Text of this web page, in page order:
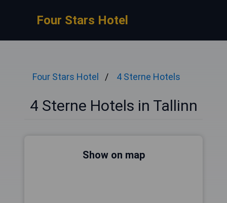
Four Stars Hotel
Four Stars Hotel 4 Sterne Hotels
4 Sterne Hotels in Tallinn
Show on map